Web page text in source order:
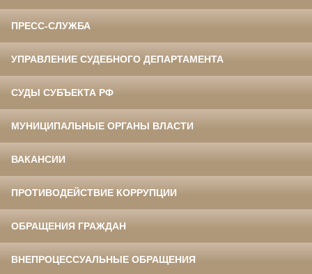
ПРЕСС-СЛУЖБА
УПРАВЛЕНИЕ СУДЕБНОГО ДЕПАРТАМЕНТА
СУДЫ СУБЪЕКТА РФ
МУНИЦИПАЛЬНЫЕ ОРГАНЫ ВЛАСТИ
ВАКАНСИИ
ПРОТИВОДЕЙСТВИЕ КОРРУПЦИИ
ОБРАЩЕНИЯ ГРАЖДАН
ВНЕПРОЦЕССУАЛЬНЫЕ ОБРАЩЕНИЯ